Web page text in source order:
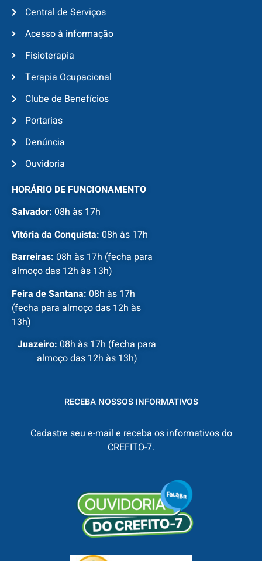
Central de Serviços
Acesso à informação
Fisioterapia
Terapia Ocupacional
Clube de Benefícios
Portarias
Denúncia
Ouvidoria
HORÁRIO DE FUNCIONAMENTO
Salvador: 08h às 17h
Vitória da Conquista: 08h às 17h
Barreiras: 08h às 17h (fecha para
almoço das 12h às 13h)
Feira de Santana: 08h às 17h
(fecha para almoço das 12h às
13h)
Juazeiro: 08h às 17h (fecha para
almoço das 12h às 13h)
RECEBA NOSSOS INFORMATIVOS
Cadastre seu e-mail e receba os informativos do
CREFITO-7.